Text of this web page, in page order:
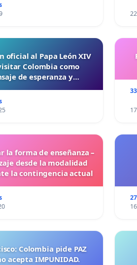
oficial al Papa León XIV
Colombia como
de esperanza y
la forma de enseñanza –
desde la modalidad
la contingencia actual
Colombia pide PAZ
acepta IMPUNIDAD.